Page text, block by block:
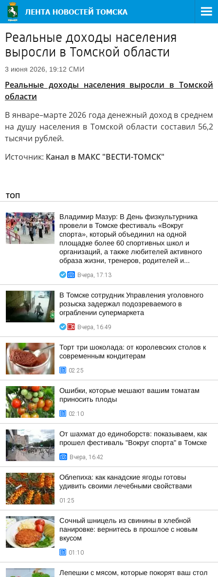
Реальные доходы населения
выросли в Томской области
3 июня 2026, 19:12 СМИ
Реальные доходы населения выросли в Томской
области
В январе–марте 2026 года денежный доход в среднем
на душу населения в Томской области составил 56,2
тысячи рублей.
Источник: Канал в МАКС "ВЕСТИ-ТОМСК"
ТОП
Владимир Мазур: В День физкультурника
провели в Томске фестиваль «Вокруг
спорта», который объединил на одной
площадке более 60 спортивных школ и
организаций, а также любителей активного
образа жизни, тренеров, родителей и...
Вчера, 17:13
В Томске сотрудник Управления уголовного
розыска задержал подозреваемого в
ограблении супермаркета
Вчера, 16:49
Торт три шоколада: от королевских столов к
современным кондитерам
02:25
Ошибки, которые мешают вашим томатам
приносить плоды
02:10
От шахмат до единоборств: показываем, как
прошел фестиваль "Вокруг спорта" в Томске
Вчера, 16:42
Облепиха: как канадские ягоды готовы
удивить своими лечебными свойствами
01:25
Сочный шницель из свинины в хлебной
панировке: вернитесь в прошлое с новым
вкусом
01:10
Лепешки с мясом, которые покорят ваш стол